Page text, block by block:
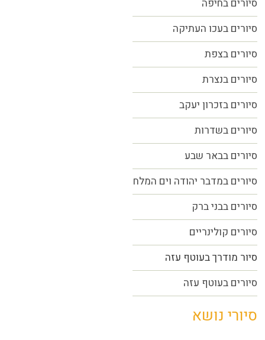
סיורים בחיפה
סיורים בעכו העתיקה
סיורים בצפת
סיורים בנצרת
סיורים בזכרון יעקב
סיורים בשדרות
סיורים בבאר שבע
סיורים במדבר יהודה וים המלח
סיורים בבני ברק
סיורים קולינריים
סיור מודרך בעוטף עזה
סיורים בעוטף עזה
סיורי נושא